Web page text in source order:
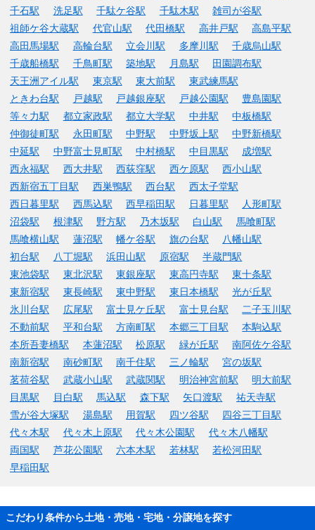
千石駅
洗足駅 千駄ケ谷駅 千駄木駅
雑司が谷駅
祖師ケ谷大蔵駅
代官山駅 代田橋駅 高井戸駅
高島平駅
高田馬場駅
高輪台駅 立会川駅 多摩川駅
千歳烏山駅
千歳船橋駅
千鳥町駅 築地駅 月島駅
田園調布駅
天王洲アイル駅
東京駅 東大前駅
東武練馬駅
ときわ台駅
戸越駅 戸越銀座駅 戸越公園駅
豊島園駅
等々力駅
都立家政駅 都立大学駅 中井駅
中板橋駅
仲御徒町駅
永田町駅 中野駅 中野坂上駅
中野新橋駅
中延駅
中野富士見町駅 中村橋駅 中目黒駅
成増駅
西永福駅
西大井駅 西荻窪駅 西ケ原駅
西小山駅
西新宿五丁目駅
西巣鴨駅 西台駅
西太子堂駅
西日暮里駅
西馬込駅 西早稲田駅 日暮里駅
人形町駅
沼袋駅
根津駅 野方駅 乃木坂駅 白山駅
馬喰町駅
馬喰横山駅
蓮沼駅 幡ケ谷駅 旗の台駅
八幡山駅
初台駅
八丁堀駅 浜田山駅 原宿駅
半蔵門駅
東池袋駅
東北沢駅 東銀座駅 東高円寺駅
東十条駅
東新宿駅
東長崎駅 東中野駅 東日本橋駅
光が丘駅
氷川台駅
広尾駅 富士見ケ丘駅 富士見台駅
二子玉川駅
不動前駅
平和台駅 方南町駅 本郷三丁目駅
本駒込駅
本所吾妻橋駅
本蓮沼駅 松原駅 緑が丘駅
南阿佐ケ谷駅
南新宿駅
南砂町駅 南千住駅 三ノ輪駅
宮の坂駅
茗荷谷駅
武蔵小山駅 武蔵関駅 明治神宮前駅
明大前駅
目黒駅
目白駅 馬込駅 森下駅 矢口渡駅
祐天寺駅
雪が谷大塚駅
湯島駅 用賀駅 四ツ谷駅
四谷三丁目駅
代々木駅
代々木上原駅 代々木公園駅
代々木八幡駅
両国駅
芦花公園駅 六本木駅 若林駅
若松河田駅
早稲田駅
こだわり条件から土地・売地・宅地・分譲地を探す